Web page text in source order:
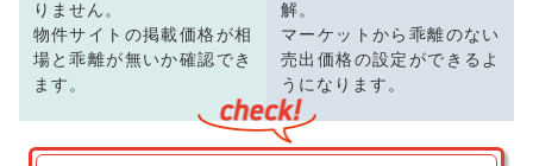
りません。
物件サイトの掲載価格が相
場と乖離が無いか確認でき
ます。
解。
マーケットから乖離のない
売出価格の設定ができるよ
うになります。